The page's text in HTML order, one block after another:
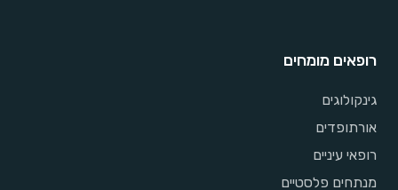
רופאים מומחים
גינקולוגים
אורתופדים
רופאי עיניים
מנתחים פלסטיים